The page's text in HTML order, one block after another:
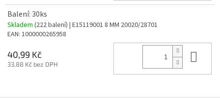
Balení: 30ks
Skladem (222 balení) | E15119001 8 MM 20020/28701
EAN: 1000000265958
40,99 Kč
33,88 Kč bez DPH